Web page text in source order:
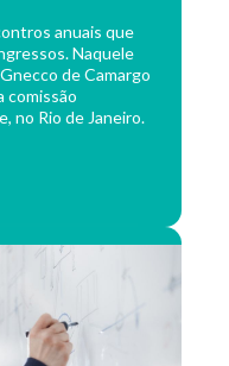
anuais que
Naquele
de Camargo
comissão
no Rio de Janeiro.